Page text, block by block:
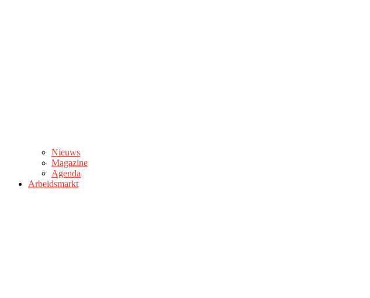
Nieuws
Magazine
Agenda
Arbeidsmarkt